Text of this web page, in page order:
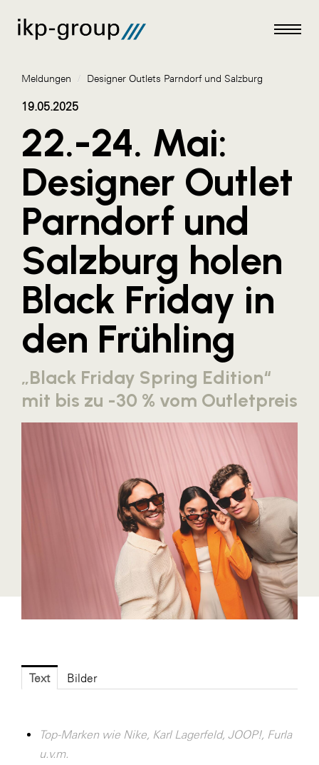
Meldungen
AKTUELLES
ACO
ALEX Krems
Amazon Web Services
Artweger
AustroCel Hallein
Blaguss
Bundesverband Sonnenschutztechnik
Cineplexx
Controller Institut
Designer Outlets Parndorf und Salzburg
FG UBIT Salzburg
foodaffairs
FRoSTA
Meldungen / Designer Outlets Parndorf und Salzburg
19.05.2025
22.-24. Mai:
Designer Outlet
Parndorf und
Salzburg holen
Black Friday in
den Frühling
„Black Friday Spring Edition“
mit bis zu -30 % vom Outletpreis
Text Bilder
Top-Marken wie Nike, Karl Lagerfeld, JOOP!, Furla
u.v.m.